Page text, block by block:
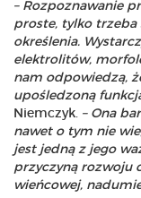
– Rozpoznawanie
proste, tylko trzeba
określenia.
elektrolitów,
nam odpowiedzą,
upośledzoną
Niemczyk. – Ona
nawet o tym nie
jest jedną z jego
przyczyną rozwoju
wieńcowej,